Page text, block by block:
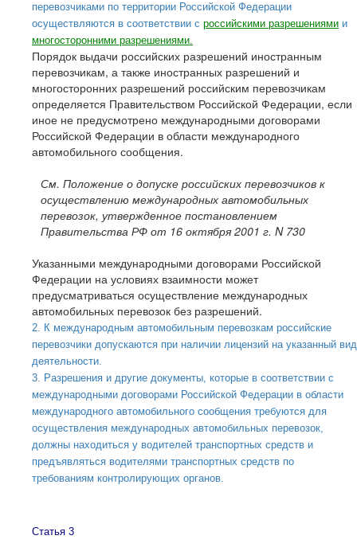
перевозчиками по территории Российской Федерации
осуществляются в соответствии с российскими разрешениями и
многосторонними разрешениями.
Порядок выдачи российских разрешений иностранным
перевозчикам, а также иностранных разрешений и
многосторонних разрешений российским перевозчикам
определяется Правительством Российской Федерации, если
иное не предусмотрено международными договорами
Российской Федерации в области международного
автомобильного сообщения.
См. Положение о допуске российских перевозчиков к
осуществлению международных автомобильных
перевозок, утвержденное постановлением
Правительства РФ от 16 октября2001 г. N 730
Указанными международными договорами Российской
Федерации на условиях взаимности может
предусматриваться осуществление международных
автомобильных перевозок без разрешений.
2. К международным автомобильным перевозкам российские
перевозчики допускаются при наличии лицензий на указанный вид
деятельности.
3. Разрешения и другие документы, которые в соответствии с
международными договорами Российской Федерации в области
международного автомобильного сообщения требуются для
осуществления международных автомобильных перевозок,
должны находиться у водителей транспортных средств и
предъявляться водителями транспортных средств по
требованиям контролирующих органов.
Статья 3